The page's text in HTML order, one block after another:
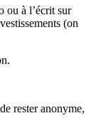
ou à l’écrit sur
(on
rester anonyme,